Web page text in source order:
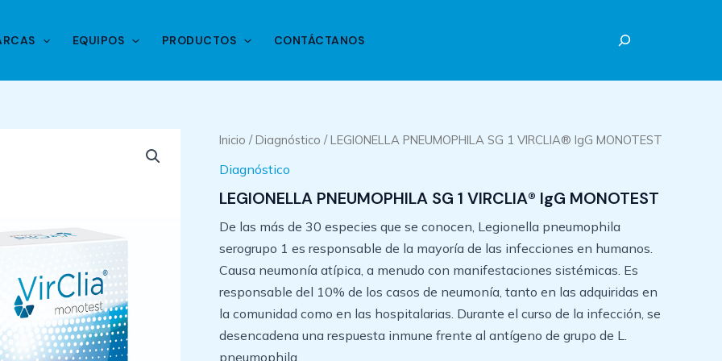
EQUIPOS PRODUCTOS CONTÁCTANOS
Inicio /Diagnóstico / LEGIONELLA PNEUMOPHILA SG 1 VIRCLIA® IgG MONOTEST
Diagnóstico
LEGIONELLA PNEUMOPHILA SG 1 VIRCLIA® IgG MONOTEST
De las más de 30 especies que se conocen, Legionella pneumophila
serogrupo 1 es responsable de la mayoría de las infecciones en humanos.
Causa neumonía atípica, a menudo con manifestaciones sistémicas. Es
responsable del 10% de los casos de neumonía, tanto en las adquiridas en
la comunidad como en las hospitalarias. Durante el curso de la infección, se
desencadena una respuesta inmune frente al antígeno de grupo de L.
pneumophila.